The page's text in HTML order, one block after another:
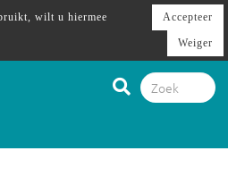
wilt u hiermee
Accepteer
Weiger